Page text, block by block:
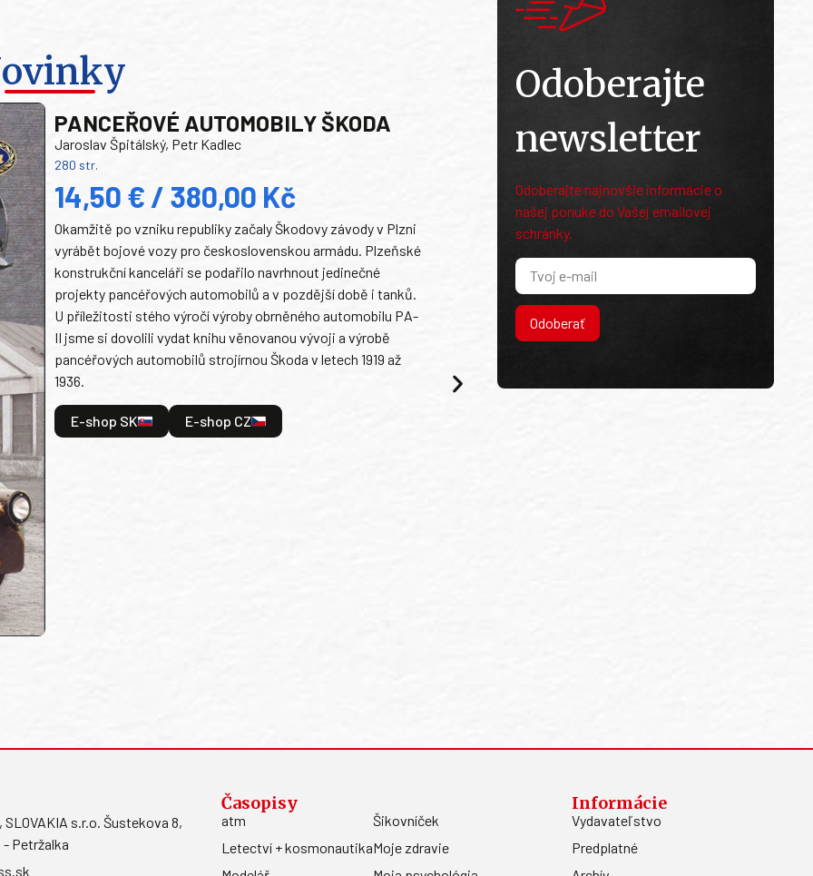
PANCEŘOVÉ AUTOMOBILY ŠKODA
Jaroslav Špitálský, Petr Kadlec
280 str.
14,50 € / 380,00 Kč
Okamžitě po vzniku republiky začaly Škodovy závody v Plzni
vyrábět bojové vozy pro československou armádu. Plzeňské
konstrukční kanceláři se podařilo navrhnout jedinečné
projekty pancéřových automobilů a v pozdější době i tanků.
U příležitosti stého výročí výroby obrněného automobilu PA-
II jsme si dovolili vydat knihu věnovanou vývoji a výrobě
pancéřových automobilů strojírnou Škoda v letech 1919 až
1936.
E-shop SK E-shop CZ
Odoberajte
newsletter
Odoberajte najnovšie informácie o
našej ponuke do Vašej emailovej
schránky.
Odoberať
SLOVAKIA s.r.o. Šustekova 8,
- Petržalka
Časopisy
atm
Letectví + kosmonautika
Šikovníček
Moje zdravie
Informácie
Vydavateľstvo
Predplatné